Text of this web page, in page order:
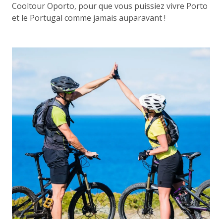
Cooltour Oporto, pour que vous puissiez vivre Porto
et le Portugal comme jamais auparavant !